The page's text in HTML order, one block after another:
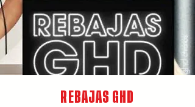
REBAJAS GHD